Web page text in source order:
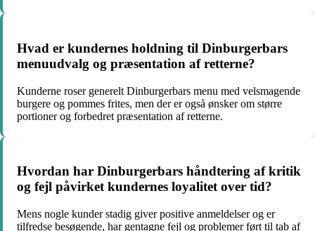
Hvad er kundernes holdning til Dinburgerbars
menuudvalg og præsentation af retterne?
Kunderne roser generelt Dinburgerbars menu med velsmagende
burgere og pommes frites, men der er også ønsker om større
portioner og forbedret præsentation af retterne.
Hvordan har Dinburgerbars håndtering af kritik
og fejl påvirket kundernes loyalitet over tid?
Mens nogle kunder stadig giver positive anmeldelser og er
tilfredse besøgende, har gentagne fejl og problemer ført til tab af